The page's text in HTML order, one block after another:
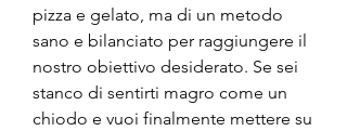
pizza e gelato, ma di un metodo
sano e bilanciato per raggiungere il
nostro obiettivo desiderato. Se sei
stanco di sentirti magro come un
chiodo e vuoi finalmente mettere su